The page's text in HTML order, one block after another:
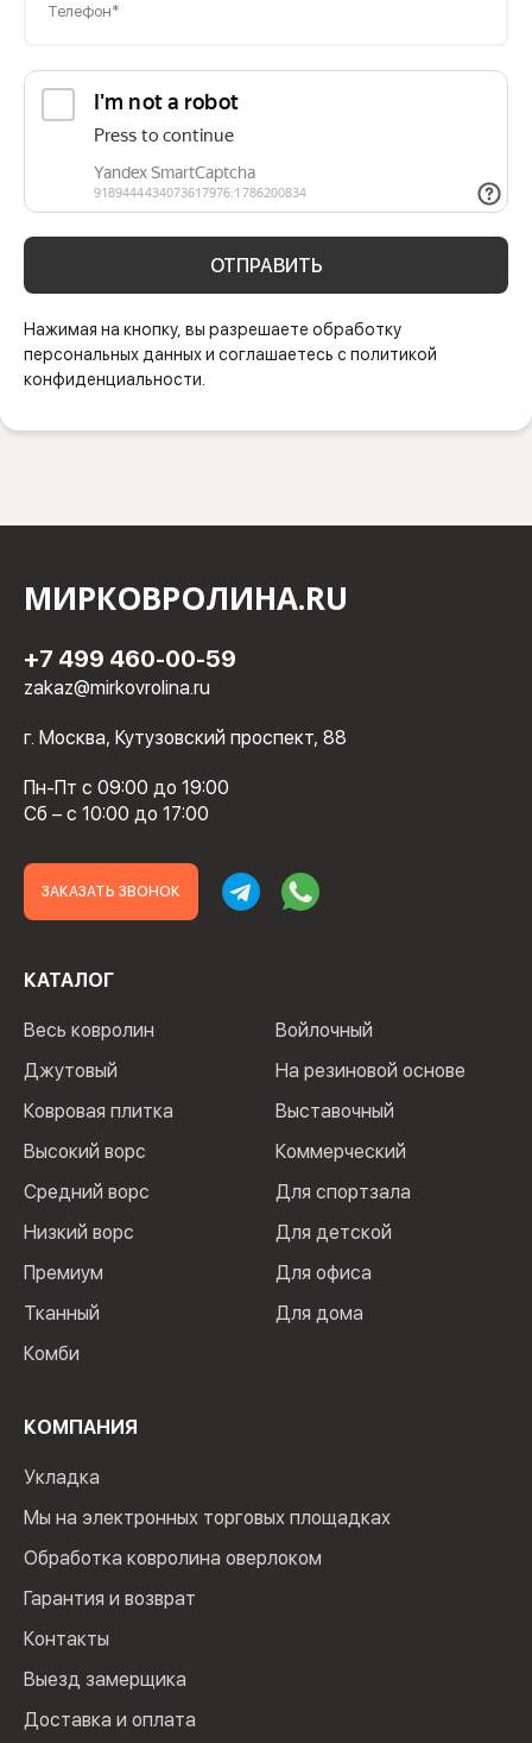
Телефон*
ОТПРАВИТЬ
Нажимая на кнопку, вы разрешаете обработку
персональных данных и соглашаетесь с политикой
конфиденциальности.
МИРКОВРОЛИНА.RU
+7 499 460-00-59
zakaz@mirkovrolina.ru
г. Москва, Кутузовский проспект, 88
Пн-Пт с 09:00 до 19:00
Сб – с 10:00 до 17:00
ЗАКАЗАТЬ ЗВОНОК
КАТАЛОГ
Весь ковролин
Джутовый
Ковровая плитка
Высокий ворс
Средний ворс
Низкий ворс
Премиум
Тканный
Комби
Войлочный
На резиновой основе
Выставочный
Коммерческий
Для спортзала
Для детской
Для офиса
Для дома
КОМПАНИЯ
Укладка
Мы на электронных торговых площадках
Обработка ковролина оверлоком
Гарантия и возврат
Контакты
Выезд замерщика
Доставка и оплата